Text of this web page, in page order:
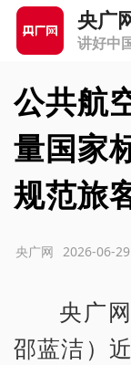
央广
讲好中
公共航
量国家
规范旅
2026-06-
央广网
央广
邵蓝洁）